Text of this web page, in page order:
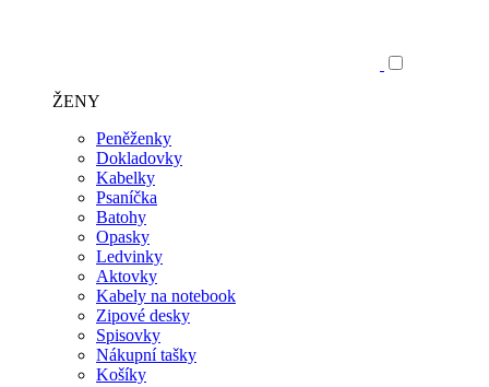
ŽENY
Peněženky
Dokladovky
Kabelky
Psaníčka
Batohy
Opasky
Ledvinky
Aktovky
Kabely na notebook
Zipové desky
Spisovky
Nákupní tašky
Košíky